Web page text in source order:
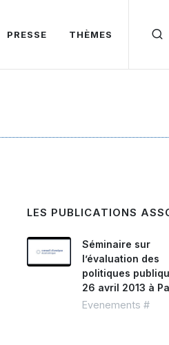
PRESSE THÈMES
LES PUBLICATIONS
Séminaire sur
l’évaluation des
politiques
26 avril 2013 à
Evenements #